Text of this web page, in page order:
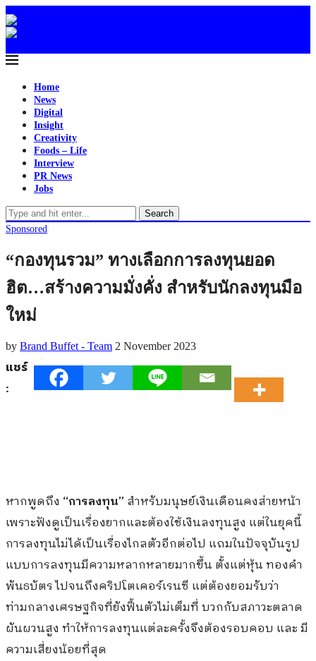
Home
News
Digital
Insight
Creativity
Foods – Life
Interview
PR News
Jobs
Search
Sponsored
“กองทุนรวม” ทางเลือกการลงทุนยอด
ฮิต…สร้างความมั่งคั่ง สำหรับนักลงทุนมือ
ใหม่
by Brand Buffet - Team 2 November 2023
แชร์
:
หากพูดถึง “การลงทุน” สำหรับมนุษย์เงินเดือนคงส่ายหน้า
เพราะฟังดูเป็นเรื่องยากและต้องใช้เงินลงทุนสูง แต่ในยุคนี้
การลงทุนไม่ได้เป็นเรื่องไกลตัวอีกต่อไป แถมในปัจจุบันรูป
แบบการลงทุนมีความหลากหลายมากขึ้น ตั้งแต่หุ้น ทองคำ
พันธบัตร ไปจนถึงคริปโตเคอร์เรนซี แต่ต้องยอมรับว่า
ท่ามกลางเศรษฐกิจที่ยังฟื้นตัวไม่เต็มที่ บวกกับสภาวะตลาด
ผันผวนสูง ทำให้การลงทุนแต่ละครั้งจึงต้องรอบคอบ และ มี
ความเสี่ยงน้อยที่สุด